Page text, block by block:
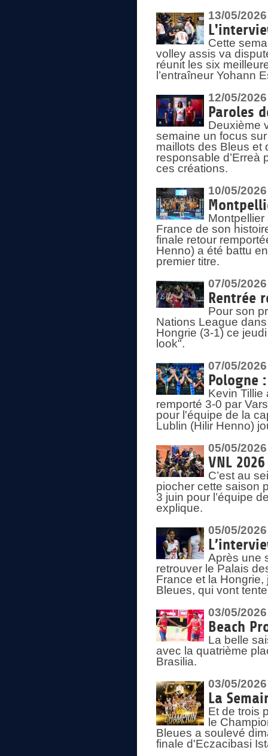
13/05/2026
Cette
volley assis va
réunit les six
l’entraîneur Yohann
12/05/2026
Paroles
Deuxième
semaine un focus
maillots des Bleus et
responsable d’Erreà
ces créations.
10/05/2026
France de son
finale retour
Henno) a été battu
premier titre.
07/05/2026
Rentrée
Pour son
Nations League
Hongrie (3-1) ce
look".
07/05/2026
Pologne
Kevin Tillie
remporté 3-0 par
pour l'équipe de la
Lublin (Hilir Henno)
05/05/2026
VNL
C’est au
piocher cette saison
3 juin pour l’équipe
explique.
05/05/2026
Après une
retrouver le Palais
France et la Hongrie,
Bleues, qui vont
03/05/2026
Beach
La belle
avec la quatrième
Brasilia.
03/05/2026
La
Et de trois
le
Bleues a soulevé
finale d'Eczacibasi